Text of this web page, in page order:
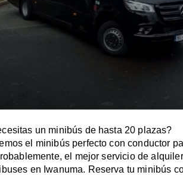
un minibús de hasta 20 plazas?
el minibús perfecto con conductor
el mejor servicio de
en Iwanuma. Reserva tu minibús